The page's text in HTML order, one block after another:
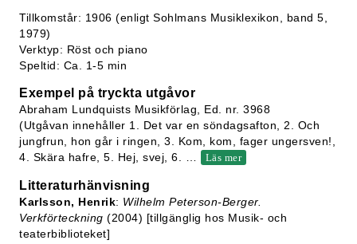
Tillkomstår: 1906 (enligt Sohlmans Musiklexikon, band 5,
1979)
Verktyp: Röst och piano
Speltid: Ca. 1-5 min
Exempel på tryckta utgåvor
Abraham Lundquists Musikförlag, Ed. nr. 3968
(Utgåvan innehåller 1. Det var en söndagsafton, 2. Och
jungfrun, hon går i ringen, 3. Kom, kom, fager ungersven!,
4. Skära hafre, 5. Hej, svej, 6.
Läs mer
Litteraturhänvisning
Karlsson, Henrik: Wilhelm Peterson-Berger.
Verkförteckning (2004) [tillgänglig hos Musik- och
teaterbiblioteket]